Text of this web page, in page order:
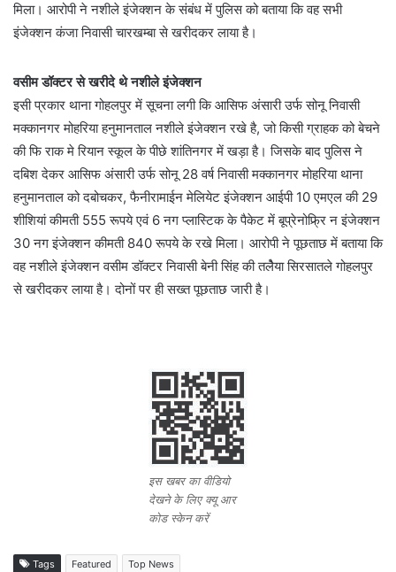
मिला। आरोपी ने नशीले इंजेक्शन के संबंध में पुलिस को बताया कि वह सभी
इंजेक्शन कंजा निवासी चारखम्बा से खरीदकर लाया है।
वसीम डॉक्टर से खरीदे थे नशीले इंजेक्शन
इसी प्रकार थाना गोहलपुर में सूचना लगी कि आसिफ अंसारी उर्फ सोनू निवासी
मक्कानगर मोहरिया हनुमानताल नशीले इंजेक्शन रखे है, जो किसी ग्राहक को बेचने
की फि राक मे रियान स्कूल के पीछे शांतिनगर में खड़ा है। जिसके बाद पुलिस ने
दबिश देकर आसिफ अंसारी उर्फ सोनू 28 वर्ष निवासी मक्कानगर मोहरिया थाना
हनुमानताल को दबोचकर, फैनीरामाईन मेलियेट इंजेक्शन आईपी 10 एमएल की 29
शीशियां कीमती 555 रूपये एवं 6 नग प्लास्टिक के पैकेट में बूप्रेनोफ्र्रि न इंजेक्शन
30 नग इंजेक्शन कीमती 840 रूपये के रखे मिला। आरोपी ने पूछताछ में बताया कि
वह नशीले इंजेक्शन वसीम डॉक्टर निवासी बेनी सिंह की तलेैया सिरसातले गोहलपुर
से खरीदकर लाया है। दोनों पर ही सख्त पूछताछ जारी है।
इस खबर का वीडियो
देखने के लिए क्यू आर
कोड स्केन करें
Tags Featured Top News